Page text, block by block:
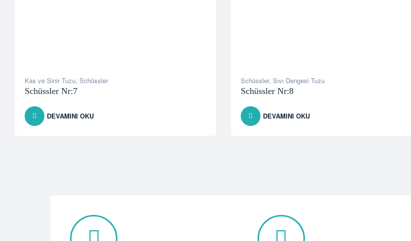
Kas ve Sinir Tuzu, Schüssler
Schüssler Nr:7
DEVAMINI OKU
Schüssler, Sıvı Dengesi Tuzu
Schüssler Nr:8
DEVAMINI OKU